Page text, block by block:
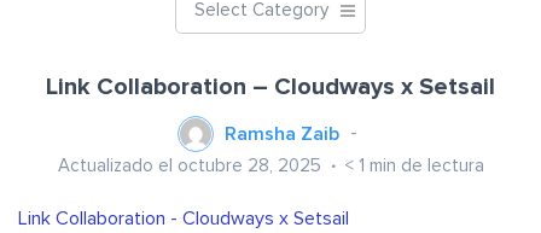
Select Category
Link Collaboration – Cloudways x Setsail
Ramsha Zaib
Actualizado el octubre 28, 2025 < 1 min de lectura
Link Collaboration - Cloudways x Setsail